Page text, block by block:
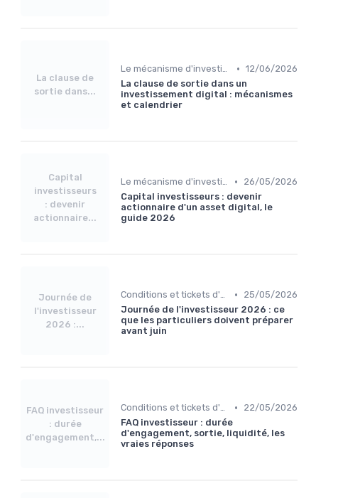
La clause de
sortie dans...
Le mécanisme d'investissement • 12/06/2026
La clause de sortie dans un
investissement digital : mécanismes
et calendrier
Capital
investisseurs
: devenir
actionnaire...
Le mécanisme d'investissement •
26/05/2026
Capital investisseurs : devenir
actionnaire d'un asset digital, le
guide 2026
Journée de
l'investisseur
2026 :...
Conditions et tickets d'entrée •
25/05/2026
Journée de l'investisseur 2026 : ce
que les particuliers doivent préparer
avant juin
FAQ investisseur
: durée
d'engagement,...
Conditions et tickets d'entrée •
22/05/2026
FAQ investisseur : durée
d'engagement, sortie, liquidité, les
vraies réponses